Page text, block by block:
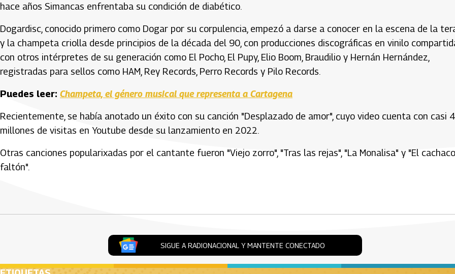
hace años Simancas enfrentaba su condición de diabético.
Dogardisc, conocido primero como Dogar por su corpulencia, empezó a darse a conocer en la escena de la
y la champeta criolla desde principios de la década del 90, con producciones discográficas en vinilo
con otros intérpretes de su generación como El Pocho, El Pupy, Elio Boom, Braudilio y Hernán Hernández,
registradas para sellos como HAM, Rey Records, Perro Records y Pilo Records.
Puedes leer: Champeta, el género musical que representa a Cartagena
Recientemente, se había anotado un éxito con su canción "Desplazado de amor", cuyo video cuenta con casi
millones de visitas en Youtube desde su lanzamiento en 2022.
Otras canciones popularixadas por el cantante fueron "Viejo zorro", "Tras las rejas", "La Monalisa" y "El cachaco
faltón".
SIGUE A RADIONACIONAL Y MANTENTE CONECTADO